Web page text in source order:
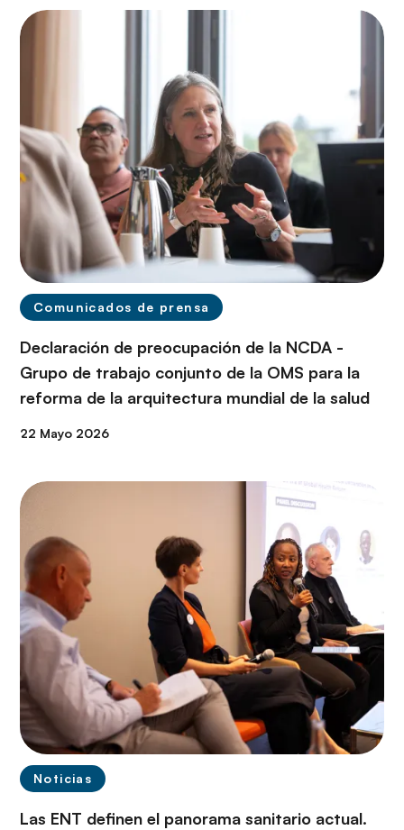
Comunicados de prensa
Declaración de preocupación de la NCDA -
Grupo de trabajo conjunto de la OMS para la
reforma de la arquitectura mundial de la salud
22 Mayo 2026
Noticias
Las ENT definen el panorama sanitario actual.